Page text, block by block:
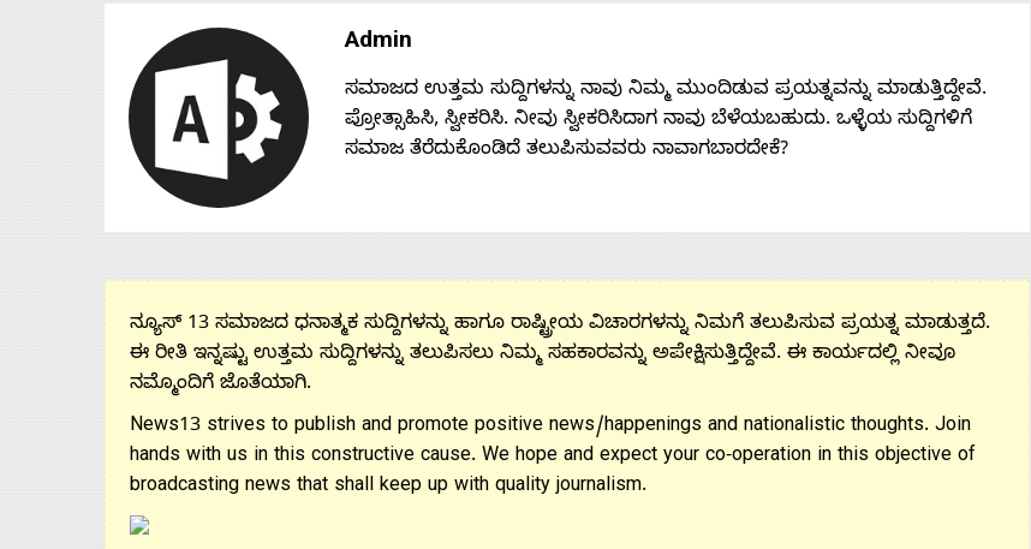
Admin
ಸಮಾಜದ ಉತ್ತಮ ಸುದ್ದಿಗಳನ್ನು ನಾವು ನಿಮ್ಮ ಮುಂದಿಡುವ ಪ್ರಯತ್ನವನ್ನು ಮಾಡುತ್ತಿದ್ದೇವೆ.
ಪ್ರೋತ್ಸಾಹಿಸಿ, ಸ್ವೀಕರಿಸಿ. ನೀವು ಸ್ವೀಕರಿಸಿದಾಗ ನಾವು ಬೆಳೆಯಬಹುದು. ಒಳ್ಳೆಯ ಸುದ್ದಿಗಳಿಗೆ
ಸಮಾಜ ತೆರೆದುಕೊಂಡಿದೆ ತಲುಪಿಸುವವರು ನಾವಾಗಬಾರದೇಕೆ?
ನ್ಯೂಸ್ 13 ಸಮಾಜದ ಧನಾತ್ಮಕ ಸುದ್ದಿಗಳನ್ನು ಹಾಗೂ ರಾಷ್ಟ್ರೀಯ ವಿಚಾರಗಳನ್ನು ನಿಮಗೆ ತಲುಪಿಸುವ ಪ್ರಯತ್ನ ಮಾಡುತ್ತದೆ.
ಈ ರೀತಿ ಇನ್ನಷ್ಟು ಉತ್ತಮ ಸುದ್ದಿಗಳನ್ನು ತಲುಪಿಸಲು ನಿಮ್ಮ ಸಹಕಾರವನ್ನು ಅಪೇಕ್ಷಿಸುತ್ತಿದ್ದೇವೆ. ಈ ಕಾರ್ಯದಲ್ಲಿ ನೀವೂ
ನಮ್ಮೊಂದಿಗೆ ಜೊತೆಯಾಗಿ.
News13 strives to publish and promote positive news/happenings and nationalistic thoughts. Join
hands with us in this constructive cause. We hope and expect your co-operation in this objective of
broadcasting news that shall keep up with quality journalism.